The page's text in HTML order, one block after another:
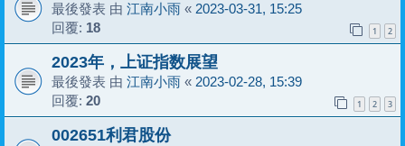
最後發表 由 江南小雨 « 2023-03-31, 15:25
回覆: 18 1 2
2023年，上证指数展望
最後發表 由 江南小雨 « 2023-02-28, 15:39
回覆: 20 1 2 3
002651利君股份